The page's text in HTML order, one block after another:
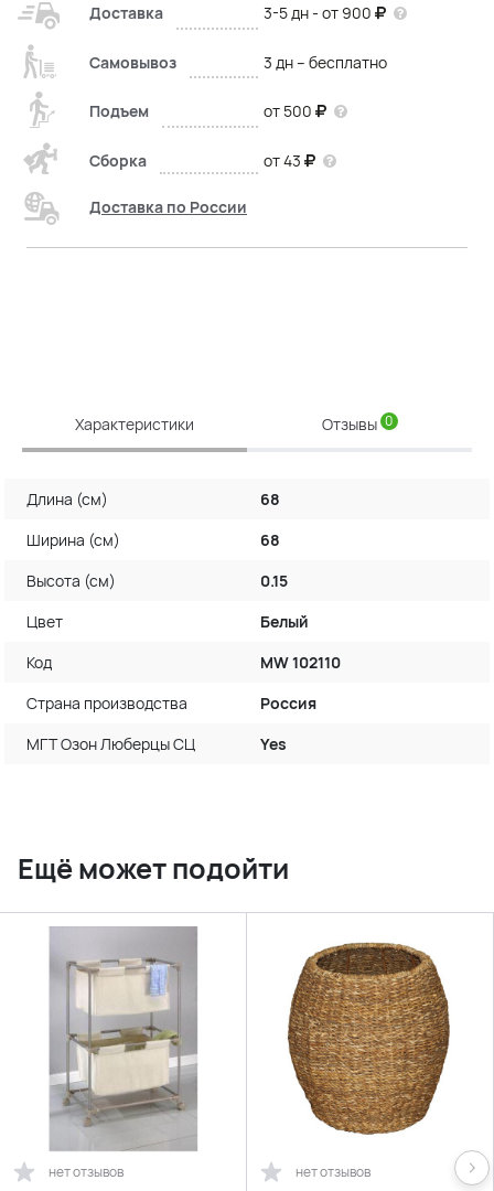
Доставка 3-5 дн - от 900
Самовывоз 3 дн – бесплатно
Подъем от 500
Сборка от 43
Доставка по России
Характеристики Отзывы 0
Длина (см)
68
Ширина (см)
68
Высота (см)
0.15
Цвет
Белый
Код
MW 102110
Страна производства
Россия
МГТ Озон Люберцы СЦ
Yes
Ещё может подойти
нет отзывов нет отзывов